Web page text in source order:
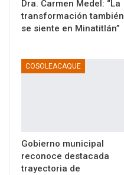
Dra. Carmen Medel: “La
transformación también
se siente en Minatitlán”
COSOLEACAQUE
Gobierno municipal
reconoce destacada
trayectoria de